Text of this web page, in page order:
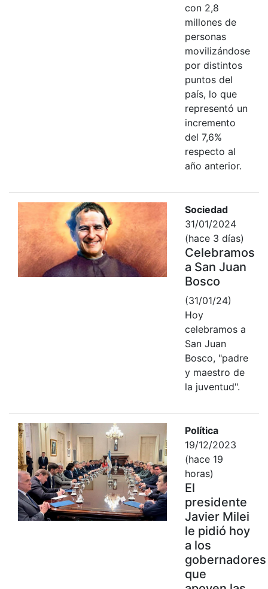
con 2,8
millones de
personas
movilizándose
por distintos
puntos del
país, lo que
representó un
incremento
del 7,6%
respecto al
año anterior.
Sociedad
31/01/2024
(hace 3 días)
Celebramos
a San Juan
Bosco
(31/01/24)
Hoy
celebramos a
San Juan
Bosco, "padre
y maestro de
la juventud".
Política
19/12/2023
(hace 19
horas)
El
presidente
Javier Milei
le pidió hoy
a los
gobernadores
que